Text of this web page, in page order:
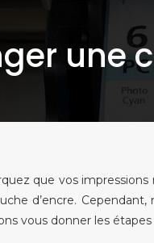
une
que vos
d’encre.
vous donner les